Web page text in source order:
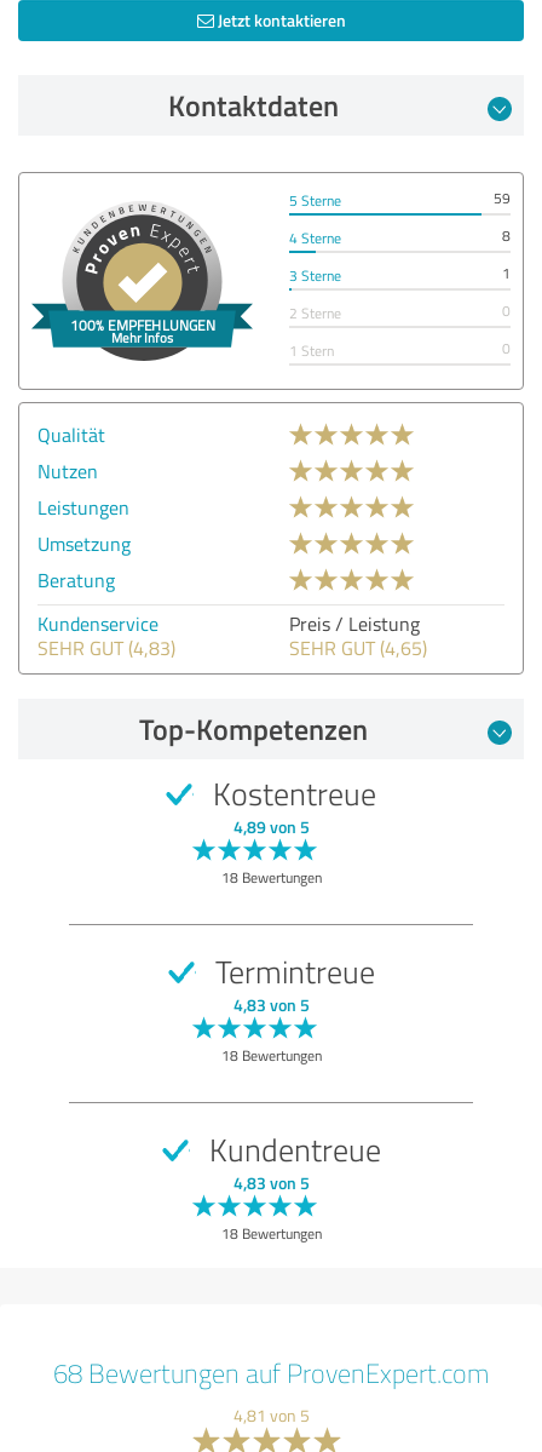
Jetzt kontaktieren
Kontaktdaten
5 Sterne
59
4 Sterne
8
3 Sterne
1
2 Sterne
0
1 Stern
0
Qualität
Nutzen
Leistungen
Umsetzung
Beratung
Kundenservice
SEHR GUT (4,83)
Preis / Leistung
SEHR GUT (4,65)
Top-Kompetenzen
Kostentreue
4,89 von 5
18 Bewertungen
Termintreue
4,83 von 5
18 Bewertungen
Kundentreue
4,83 von 5
18 Bewertungen
68 Bewertungen auf ProvenExpert.com
4,81 von 5